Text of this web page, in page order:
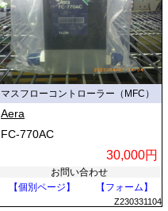
マスフローコントローラー（MFC）
Aera
FC-770AC
30,000円
お問い合わせ
【個別ページ】
【フォーム】
Z230331104